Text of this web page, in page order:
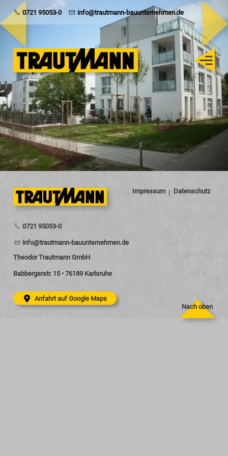
0721 95053-0 info@trautmann-bauunternehmen.de
Trautmann
Rohbau
Schlüsselfertig
Sanierung
Karriere
0721 95053-0
nf tr tm nn-b nt rn hm n d
Theodor Trautmann GmbH
Babbergerstr. 15 • 76189 Karlsruhe
Anfahrt auf Google Maps
Impressum Datenschutz
Nach oben